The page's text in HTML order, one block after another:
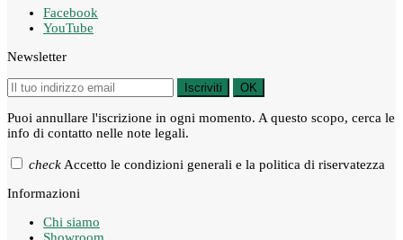
Facebook
YouTube
Newsletter
Iscriviti OK
Puoi annullare l'iscrizione in ogni momento. A questo scopo, cerca le
info di contatto nelle note legali.
check Accetto le condizioni generali e la politica di riservatezza
Informazioni
Chi siamo